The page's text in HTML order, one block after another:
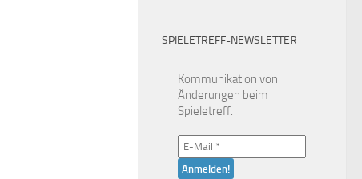
SPIELETREFF-NEWSLETTER
Kommunikation von
Änderungen beim
Spieletreff.